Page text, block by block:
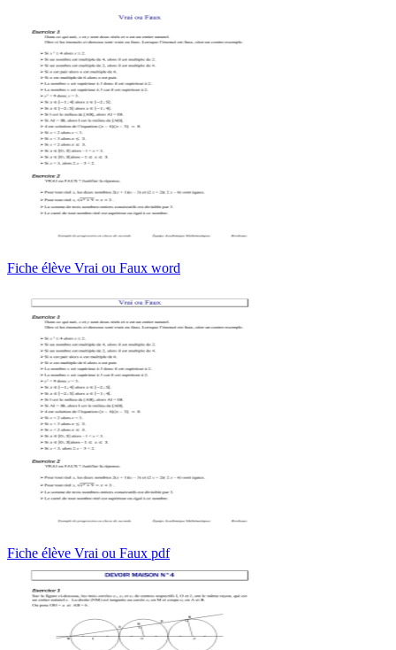
Fiche élève Vrai ou Faux word
Fiche élève Vrai ou Faux pdf